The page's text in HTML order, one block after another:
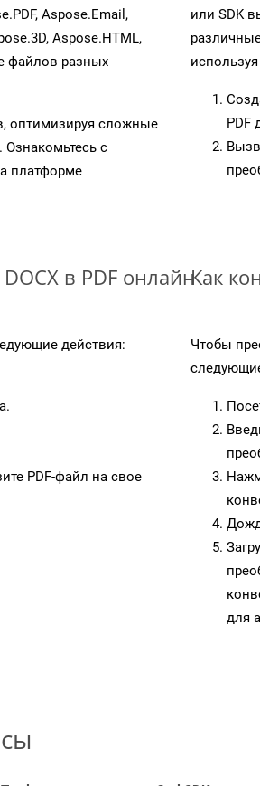
Aspose.Email,
Aspose.HTML,
файлов разных
оптимизируя сложные
Ознакомьтесь с
платформе
или SDK
PDF
в PDF онлайн
действия:
PDF-файл на свое
Как
Чтобы
для